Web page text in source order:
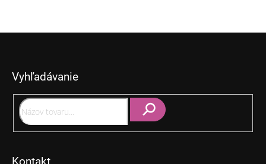
Vyhľadávanie
Kontakt